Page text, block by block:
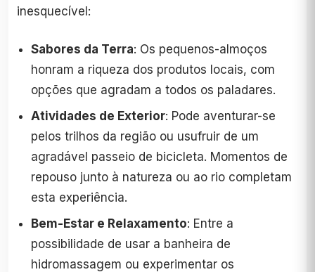
inesquecível:
Sabores da Terra: Os pequenos-almoços
honram a riqueza dos produtos locais, com
opções que agradam a todos os paladares.
Atividades de Exterior: Pode aventurar-se
pelos trilhos da região ou usufruir de um
agradável passeio de bicicleta. Momentos de
repouso junto à natureza ou ao rio completam
esta experiência.
Bem-Estar e Relaxamento: Entre a
possibilidade de usar a banheira de
hidromassagem ou experimentar os